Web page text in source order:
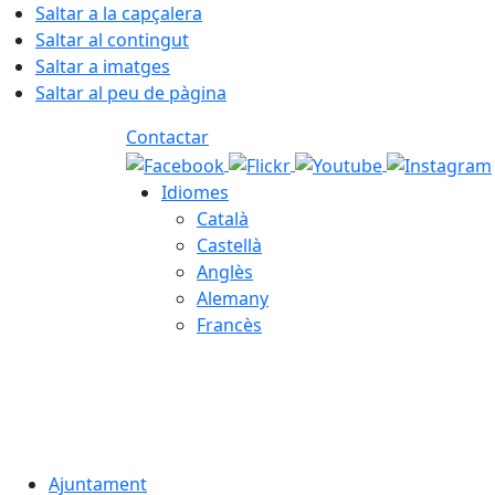
Saltar a la capçalera
Saltar al contingut
Saltar a imatges
Saltar al peu de pàgina
Contactar
Idiomes
Català
Castellà
Anglès
Alemany
Francès
Ajuntament